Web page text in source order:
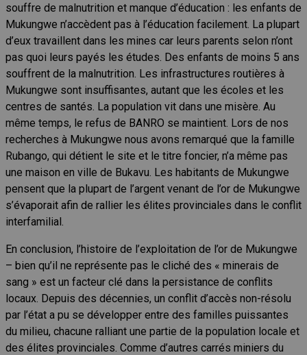
souffre de malnutrition et manque d’éducation : les enfants de
Mukungwe n’accèdent pas à l’éducation facilement. La plupart
d’eux travaillent dans les mines car leurs parents selon n’ont
pas quoi leurs payés les études. Des enfants de moins 5 ans
souffrent de la malnutrition. Les infrastructures routières à
Mukungwe sont insuffisantes, autant que les écoles et les
centres de santés. La population vit dans une misère. Au
même temps, le refus de BANRO se maintient. Lors de nos
recherches à Mukungwe nous avons remarqué que la famille
Rubango, qui détient le site et le titre foncier, n’a même pas
une maison en ville de Bukavu. Les habitants de Mukungwe
pensent que la plupart de l’argent venant de l’or de Mukungwe
s’évaporait afin de rallier les élites provinciales dans le conflit
interfamilial.
En conclusion, l’histoire de l’exploitation de l’or de Mukungwe
– bien qu’il ne représente pas le cliché des « minerais de
sang » est un facteur clé dans la persistance de conflits
locaux. Depuis des décennies, un conflit d’accès non-résolu
par l’état a pu se développer entre des familles puissantes
du milieu, chacune ralliant une partie de la population locale et
des élites provinciales. Comme d’autres carrés miniers du